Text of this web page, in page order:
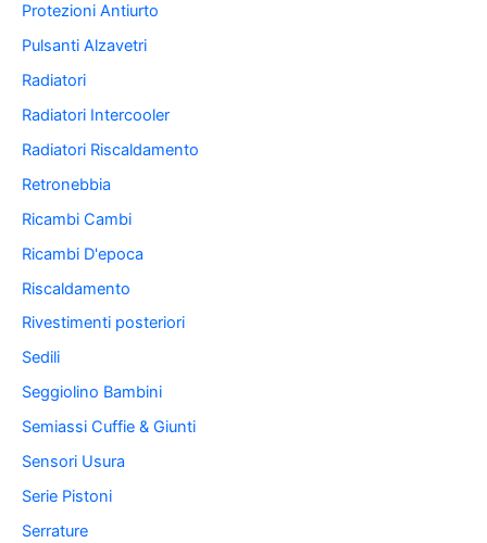
Protezioni Antiurto
Pulsanti Alzavetri
Radiatori
Radiatori Intercooler
Radiatori Riscaldamento
Retronebbia
Ricambi Cambi
Ricambi D'epoca
Riscaldamento
Rivestimenti posteriori
Sedili
Seggiolino Bambini
Semiassi Cuffie & Giunti
Sensori Usura
Serie Pistoni
Serrature